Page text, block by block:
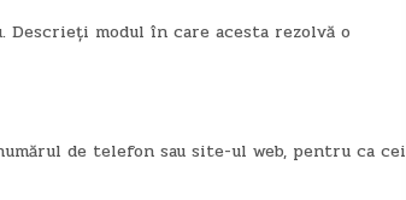
modul în care acesta rezolvă o
de telefon sau site-ul web, pentru ca cei